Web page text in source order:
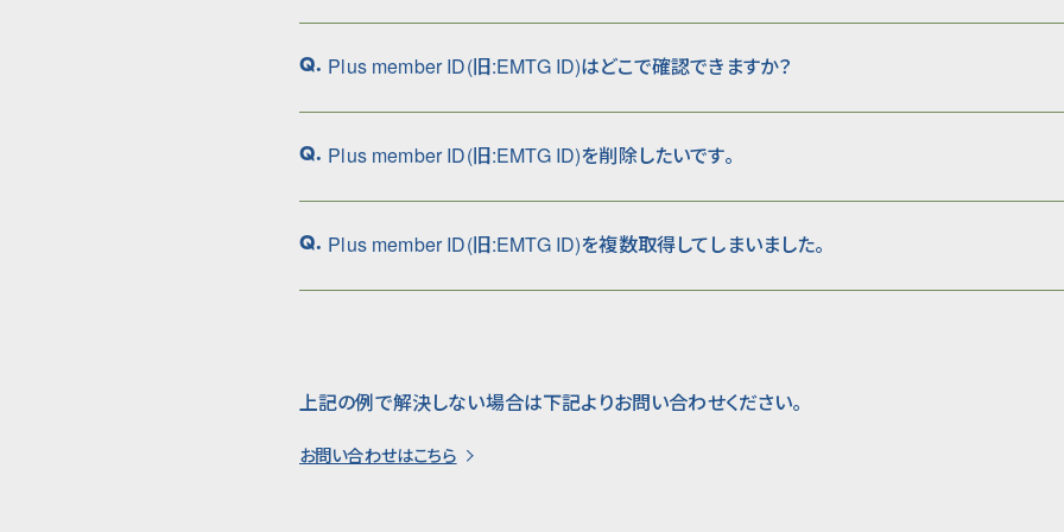
Q. Plus member ID(旧:EMTG ID)はどこで確認できますか？
Q. Plus member ID(旧:EMTG ID)を削除したいです。
Q. Plus member ID(旧:EMTG ID)を複数取得してしまいました。
上記の例で解決しない場合は下記よりお問い合わせください。
お問い合わせはこちら